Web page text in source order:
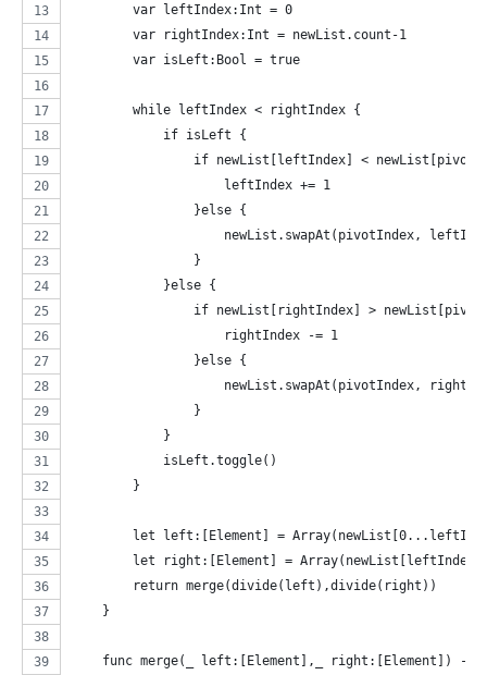
        var leftIndex:Int = 0
        var rightIndex:Int = newList.count-1
        var isLeft:Bool = true
        while leftIndex < rightIndex {
            if isLeft {
if newList[leftIndex] <
                    leftIndex += 1
                }else {
newList.swapAt(pivotIndex,
                }
            }else {
if newList[rightIndex] >
                    rightIndex -= 1
                }else {
newList.swapAt(pivotIndex,
                }
            }
            isLeft.toggle()
        }
let left:[Element] =
let right:[Element] =
        return merge(divide(left),divide(right))
    }
func merge(_ left:[Element],_ right:[Element]) ->